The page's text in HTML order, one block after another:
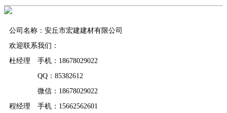
公司名称：安丘市宏建建材有限公司
欢迎联系我们：
杜经理 手机：18678029022
QQ：85382612
微信：18678029022
程经理 手机：15662562601